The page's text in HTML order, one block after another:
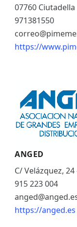
07760
971381550
https://
ANGED
C/ Velázquez,
915 223 004
https://anged.es